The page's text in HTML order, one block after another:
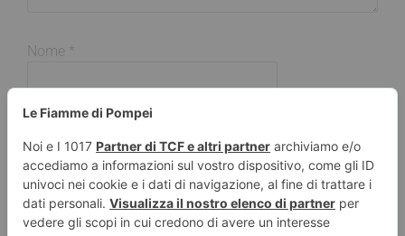
Nome *
Sito web